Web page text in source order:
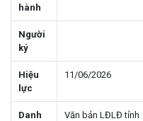
hành
Người
ký
Hiệu
lực
11/06/2026
Danh
Văn bản LĐLĐ tỉnh